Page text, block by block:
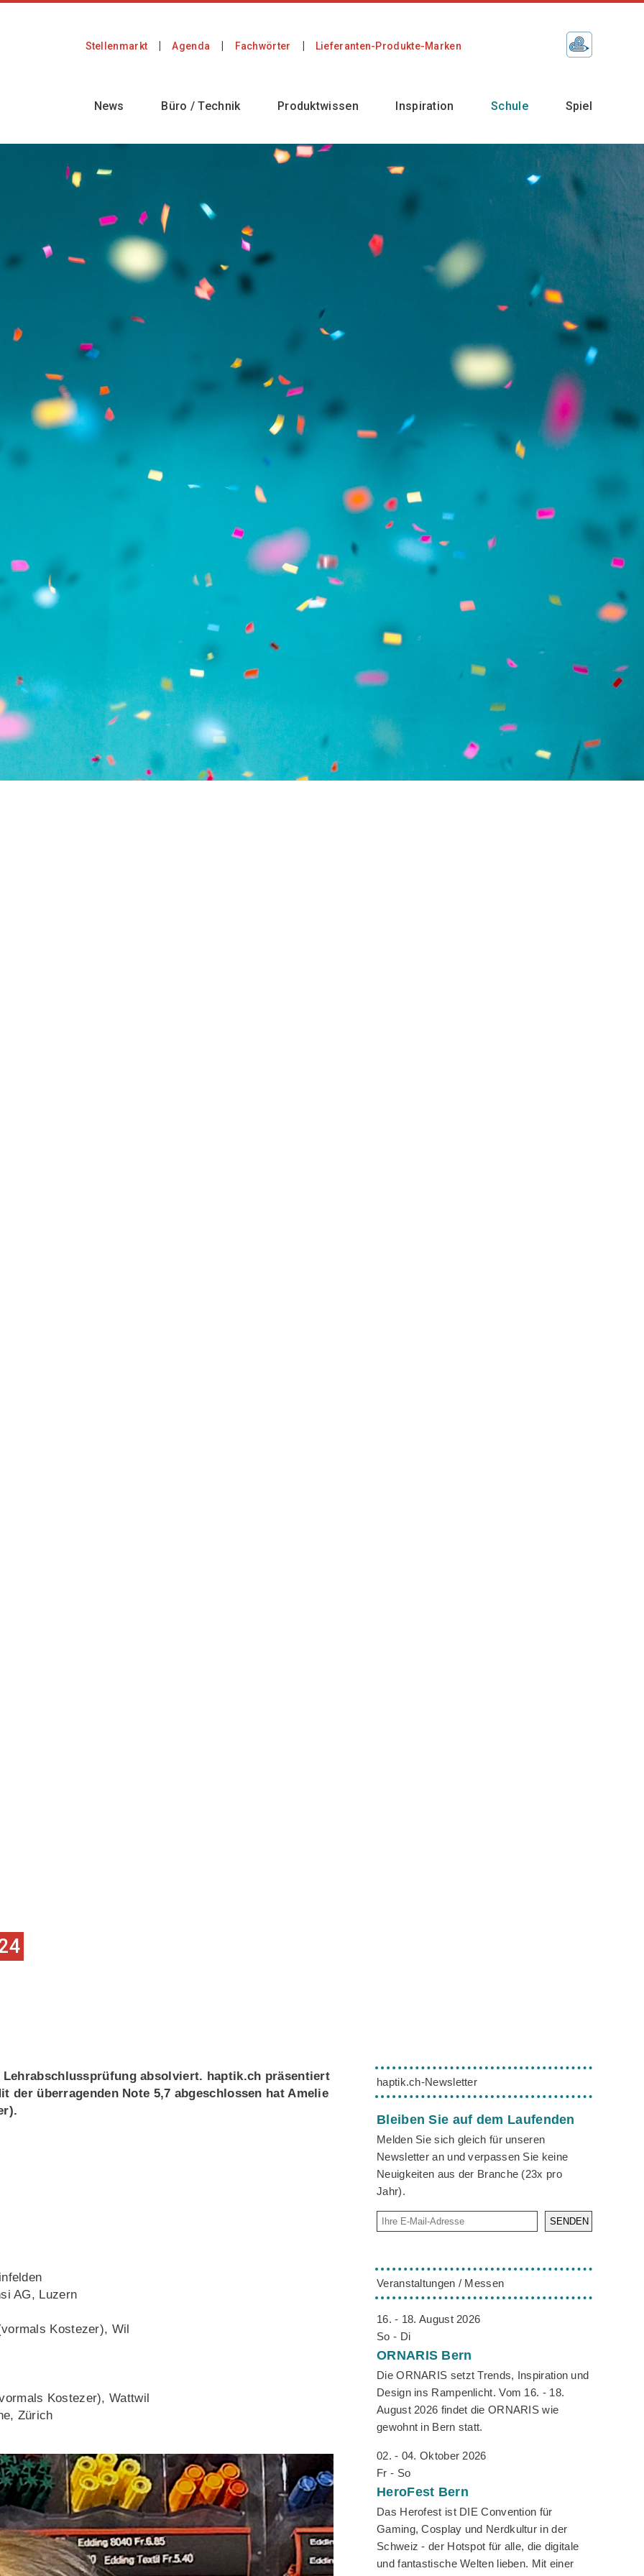
Stellenmarkt Agenda Fachwörter Lieferanten-Produkte-Marken
News Büro / Technik Produktwissen Inspiration Schule Spiel
absolviert. haptik.ch präsentiert
der überragenden Note 5,7 abgeschlossen hat Amelie
AG, Luzern
Kostezer), Wil
Kostezer), Wattwil
Zürich
haptik.ch-Newsletter
Bleiben Sie auf dem Laufenden
Melden Sie sich gleich für unseren
Newsletter an und verpassen Sie keine
Neuigkeiten aus der Branche (23x pro
Jahr).
SENDEN
Veranstaltungen / Messen
16. - 18. August 2026
So - Di
ORNARIS Bern
Die ORNARIS setzt Trends, Inspiration und
Design ins Rampenlicht. Vom 16. - 18.
August 2026 findet die ORNARIS wie
gewohnt in Bern statt.
02. - 04. Oktober 2026
Fr - So
HeroFest Bern
Das Herofest ist DIE Convention für
Gaming, Cosplay und Nerdkultur in der
Schweiz - der Hotspot für alle, die digitale
und fantastische Welten lieben. Mit einer